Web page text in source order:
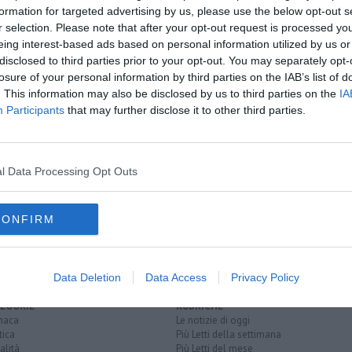
for targeted advertising by us, please use the below opt-out
selection. Please note that after your opt-out request is processed
interest-based ads based on personal information utilized by us
to third parties prior to your opt-out. You may separately
of your personal information by third parties on the IAB’s list of
This information may also be disclosed by us to third parties on the
Participants that may further disclose it to other third parties.
Data Processing Opt Outs
Data Deletion Data Access Privacy Policy
iscriviti alla Newsletter QUInews - ToscanaMedia.
nella tua casella di posta.
di arezzo
RUBRICHE
Le notizie di oggi
Più Letti della settimana
Più Letti del mese